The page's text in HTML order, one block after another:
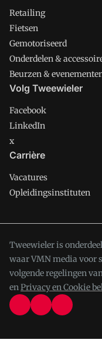
Retailing
Fietsen
Gemotoriseerd
Onderdelen &
Beurzen &
Volg Tweewieler
Facebook
LinkedIn
x
Carrière
Vacatures
Opleidingsinstituten
Tweewieler is
waar VMN media voor
volgende regelingen
enPrivacy en Cookie